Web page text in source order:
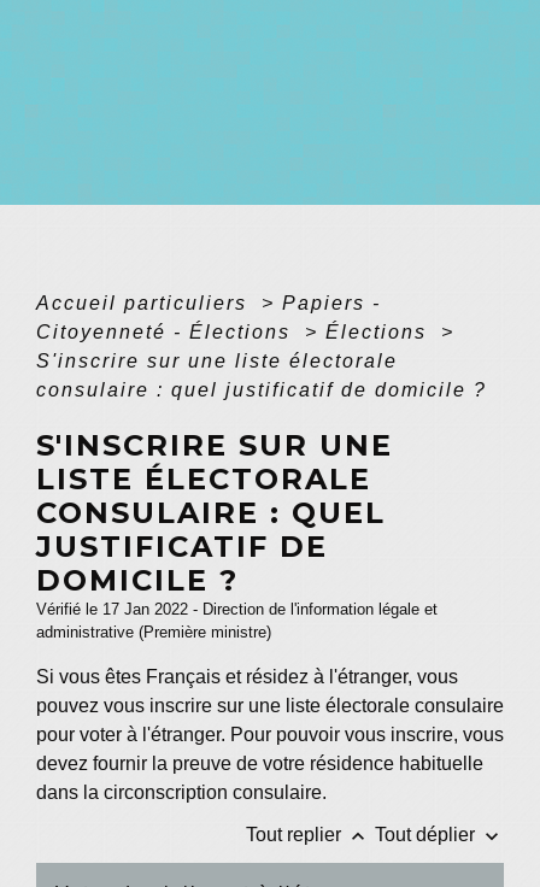
Accueil particuliers > Papiers -
Citoyenneté - Élections
> Élections
>
S'inscrire sur une liste électorale
consulaire : quel justificatif de domicile ?
S'INSCRIRE SUR UNE
LISTE ÉLECTORALE
CONSULAIRE : QUEL
JUSTIFICATIF DE
DOMICILE ?
Vérifié le 17 Jan 2022 - Direction de l'information légale et
administrative (Première ministre)
Si vous êtes Français et résidez à l'étranger, vous
pouvez vous inscrire sur une liste électorale consulaire
pour voter à l'étranger. Pour pouvoir vous inscrire, vous
devez fournir la preuve de votre résidence habituelle
dans la circonscription consulaire.
Tout replier keyboard_arrow_up Tout déplier keyboard_arrow_down